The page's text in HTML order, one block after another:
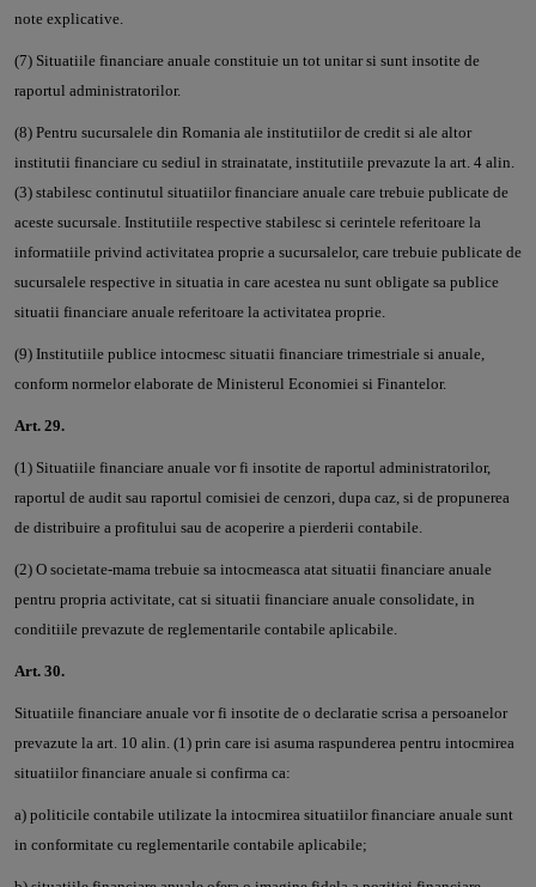
note explicative.
(7) Situatiile financiare anuale constituie un tot unitar si sunt insotite de
raportul administratorilor.
(8) Pentru sucursalele din Romania ale institutiilor de credit si ale altor
institutii financiare cu sediul in strainatate, institutiile prevazute la art. 4 alin.
(3) stabilesc continutul situatiilor financiare anuale care trebuie publicate de
aceste sucursale. Institutiile respective stabilesc si cerintele referitoare la
informatiile privind activitatea proprie a sucursalelor, care trebuie publicate de
sucursalele respective in situatia in care acestea nu sunt obligate sa publice
situatii financiare anuale referitoare la activitatea proprie.
(9) Institutiile publice intocmesc situatii financiare trimestriale si anuale,
conform normelor elaborate de Ministerul Economiei si Finantelor.
Art. 29.
(1) Situatiile financiare anuale vor fi insotite de raportul administratorilor,
raportul de audit sau raportul comisiei de cenzori, dupa caz, si de propunerea
de distribuire a profitului sau de acoperire a pierderii contabile.
(2) O societate-mama trebuie sa intocmeasca atat situatii financiare anuale
pentru propria activitate, cat si situatii financiare anuale consolidate, in
conditiile prevazute de reglementarile contabile aplicabile.
Art. 30.
Situatiile financiare anuale vor fi insotite de o declaratie scrisa a persoanelor
prevazute la art. 10 alin. (1) prin care isi asuma raspunderea pentru intocmirea
situatiilor financiare anuale si confirma ca:
a) politicile contabile utilizate la intocmirea situatiilor financiare anuale sunt
in conformitate cu reglementarile contabile aplicabile;